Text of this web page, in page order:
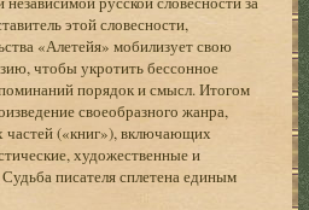
этой словесности,
«Алетейя» мобилизует свою
чтобы укротить бессонное
порядок и смысл. Итогом
своеобразного жанра,
частей («книг»), включающих
художественные и
писателя сплетена единым